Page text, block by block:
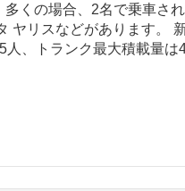
くの場合、2名で乗車さ
ヤリスなどがあります。
、トランク最大積載量は